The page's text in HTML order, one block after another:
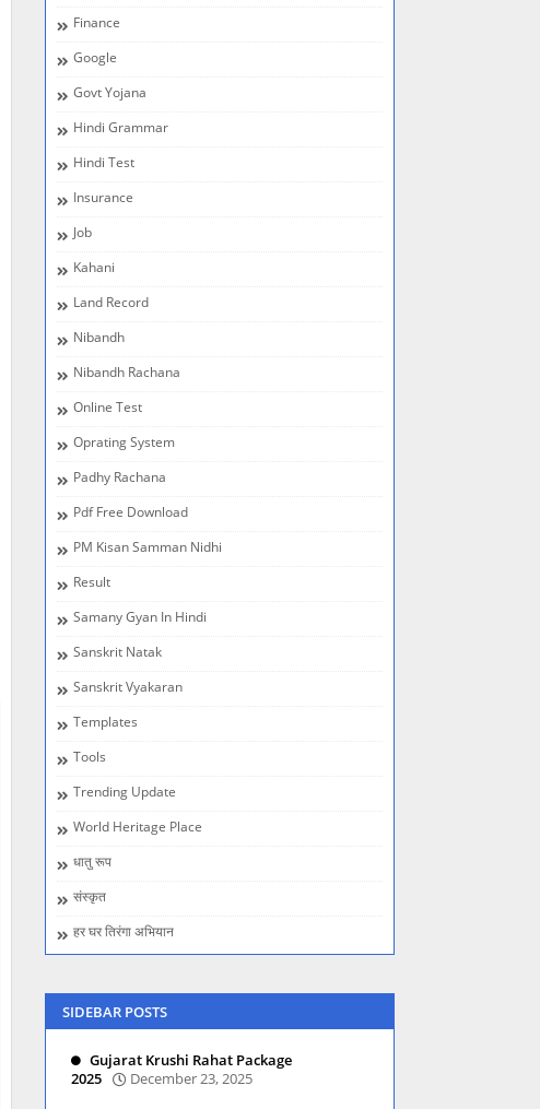
Finance
Google
Govt Yojana
Hindi Grammar
Hindi Test
Insurance
Job
Kahani
Land Record
Nibandh
Nibandh Rachana
Online Test
Oprating System
Padhy Rachana
Pdf Free Download
PM Kisan Samman Nidhi
Result
Samany Gyan In Hindi
Sanskrit Natak
Sanskrit Vyakaran
Templates
Tools
Trending Update
World Heritage Place
धातु रूप
संस्कृत
हर घर तिरंगा अभियान
SIDEBAR POSTS
Gujarat Krushi Rahat Package
2025
December 23, 2025